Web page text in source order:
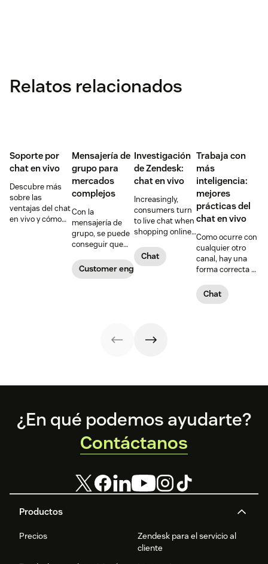
Relatos relacionados
Soporte por
chat en vivo
Descubre más
sobre las
ventajas del chat
en vivo y cómo
Mensajería de
grupo para
mercados
complejos
Con la
mensajería de
grupo, se puede
conseguir que
componentes de
un mercado
Customer engagement
Investigación
de Zendesk:
chat en vivo
Increasingly,
consumers turn
to live chat when
shopping online,
number of
consumers say it
Chat
Trabaja con
más
inteligencia:
mejores
prácticas del
chat en vivo
Como ocurre con
cualquier otro
canal, hay una
forma correcta y
eficaz de ofrecer
chat en vivo a los
Chat
Footer
Productos
Precios
Zendesk para el servicio al
cliente
¿En qué podemos ayudarte?
Contáctanos